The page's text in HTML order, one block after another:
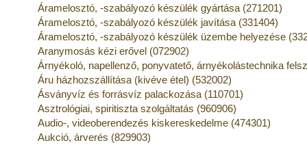
Áramelosztó, -szabályozó készülék gyártása (271201)
Áramelosztó, -szabályozó készülék javítása (331404)
Áramelosztó, -szabályozó készülék üzembe helyezése
Aranymosás kézi erővel (072902)
Árnyékoló, napellenző, ponyvatető, árnyékolástechnika
Áru házhozszállítása (kivéve étel) (532002)
Ásványvíz és forrásvíz palackozása (110701)
Asztrológiai, spiritiszta szolgáltatás (960906)
Audio-, videoberendezés kiskereskedelme (474301)
Aukció, árverés (829903)